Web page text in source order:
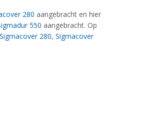
280 aangebracht en hier
550 aangebracht. Op
Sigmacover 280, Sigmacover